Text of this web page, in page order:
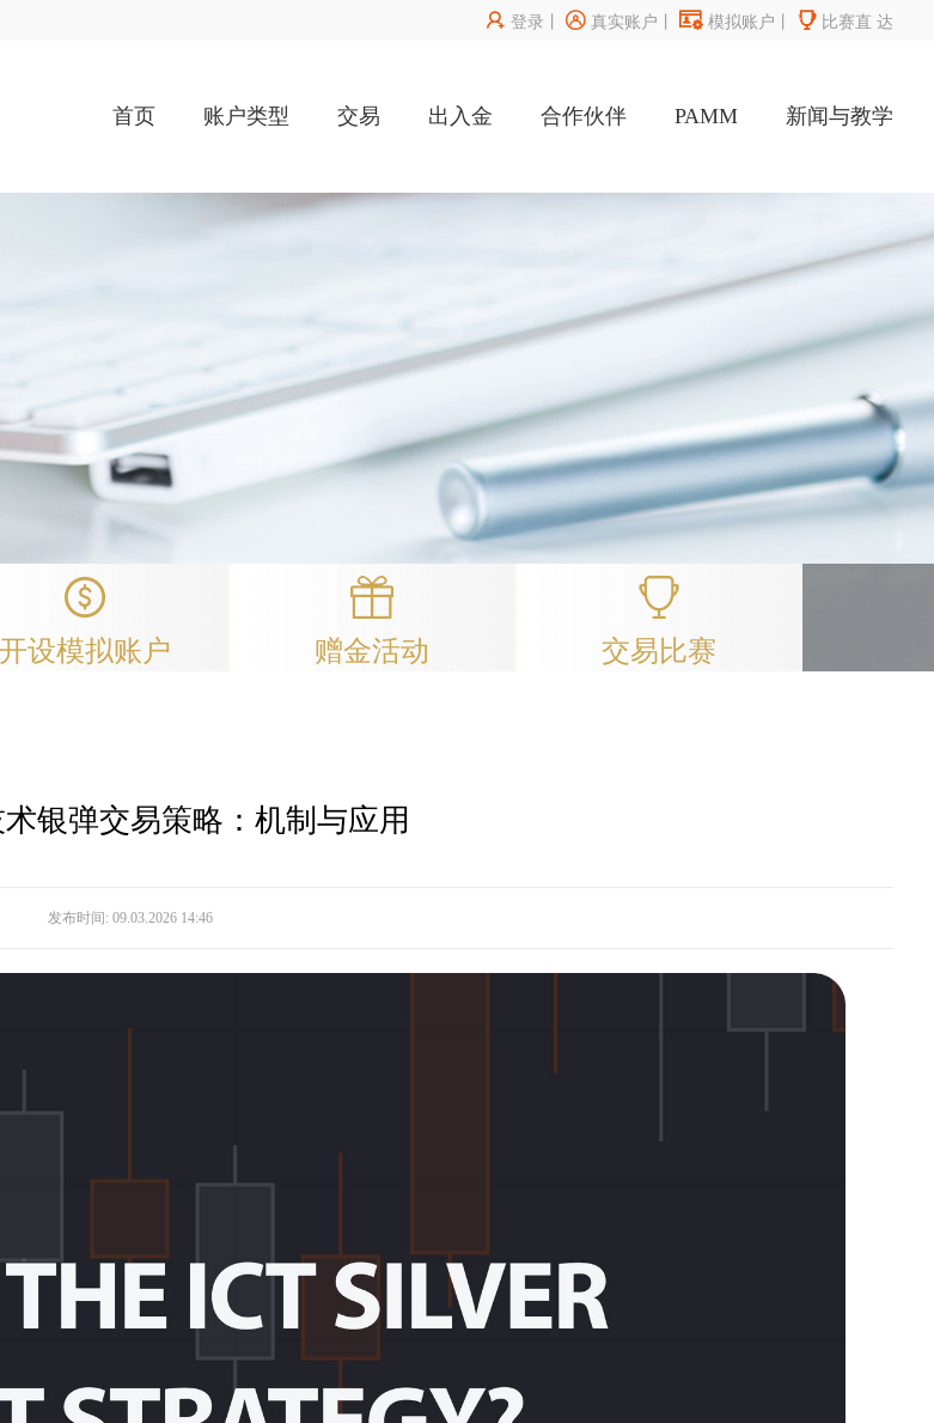
 登录 丨 真实账户  模拟账户  比赛直 达
首页 账户类型 交易 出入金 合作伙伴 PAMM 新闻与教学
开设模拟账户 赠金活动 交易比赛
银弹交易策略：机制与应用
发布时间: 09.03.2026 14:46